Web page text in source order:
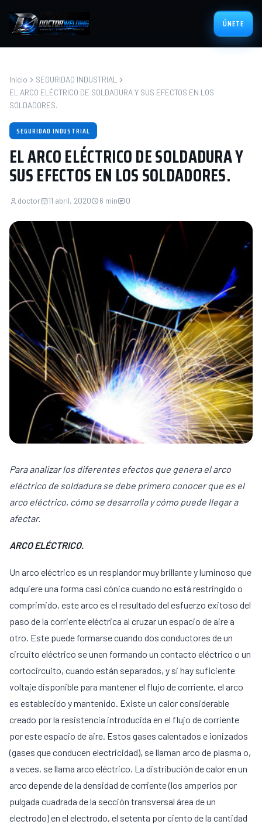
ÚNETE
Inicio
SEGURIDAD INDUSTRIAL
EL ARCO ELÉCTRICO DE SOLDADURA Y SUS EFECTOS EN LOS
SOLDADORES.
SEGURIDAD INDUSTRIAL
EL ARCO ELÉCTRICO DE SOLDADURA Y
SUS EFECTOS EN LOS SOLDADORES.
doctor 11 abril, 2020 6 min 0
Para analizar los diferentes efectos que genera el arco
eléctrico de soldadura se debe primero conocer que es el
arco eléctrico, cómo se desarrolla y cómo puede llegar a
afectar.
ARCO ELÉCTRICO.
Un arco eléctrico es un resplandor muy brillante y luminoso que
adquiere una forma casi cónica cuando no está restringido o
comprimido, este arco es el resultado del esfuerzo exitoso del
paso de la corriente eléctrica al cruzar un espacio de aire a
otro. Este puede formarse cuando dos conductores de un
circuito eléctrico se unen formando un contacto eléctrico o un
cortocircuito, cuando están separados, y si hay suficiente
voltaje disponible para mantener el flujo de corriente, el arco
es establecido y mantenido. Existe un calor considerable
creado por la resistencia introducida en el flujo de corriente
por este espacio de aire. Estos gases calentados e ionizados
(gases que conducen electricidad), se llaman arco de plasma o,
a veces, se llama arco eléctrico. La distribución de calor en un
arco depende de la densidad de corriente (los amperios por
pulgada cuadrada de la sección transversal área de un
electrodo) en el electrodo, el setenta por ciento de la cantidad